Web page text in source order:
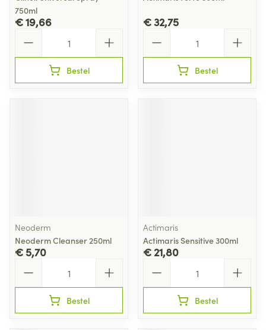
750ml
€ 19,66
Bestel
€ 32,75
Bestel
Neoderm
Neoderm Cleanser 250ml
€ 5,70
Bestel
Actimaris
Actimaris Sensitive 300ml
€ 21,80
Bestel